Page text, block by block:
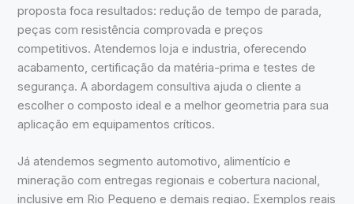
proposta foca resultados: redução de tempo de parada,
peças com resistência comprovada e preços
competitivos. Atendemos loja e industria, oferecendo
acabamento, certificação da matéria-prima e testes de
segurança. A abordagem consultiva ajuda o cliente a
escolher o composto ideal e a melhor geometria para sua
aplicação em equipamentos críticos.
Já atendemos segmento automotivo, alimentício e
mineração com entregas regionais e cobertura nacional,
inclusive em Rio Pequeno e demais regiao. Exemplos reais